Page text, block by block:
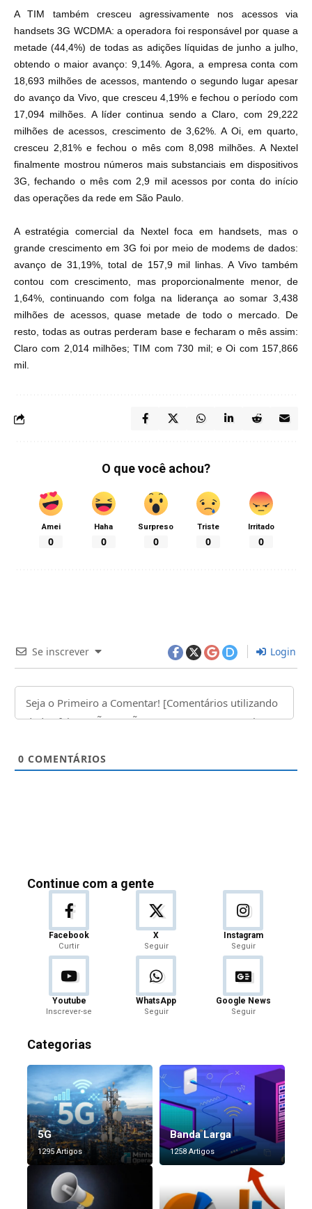
A TIM também cresceu agressivamente nos acessos via
handsets 3G WCDMA: a operadora foi responsável por quase a
metade (44,4%) de todas as adições líquidas de junho a julho,
obtendo o maior avanço: 9,14%. Agora, a empresa conta com
18,693 milhões de acessos, mantendo o segundo lugar apesar
do avanço da Vivo, que cresceu 4,19% e fechou o período com
17,094 milhões. A líder continua sendo a Claro, com 29,222
milhões de acessos, crescimento de 3,62%. A Oi, em quarto,
cresceu 2,81% e fechou o mês com 8,098 milhões. A Nextel
finalmente mostrou números mais substanciais em dispositivos
3G, fechando o mês com 2,9 mil acessos por conta do início
das operações da rede em São Paulo.
A estratégia comercial da Nextel foca em handsets, mas o
grande crescimento em 3G foi por meio de modems de dados:
avanço de 31,19%, total de 157,9 mil linhas. A Vivo também
contou com crescimento, mas proporcionalmente menor, de
1,64%, continuando com folga na liderança ao somar 3,438
milhões de acessos, quase metade de todo o mercado. De
resto, todas as outras perderam base e fecharam o mês assim:
Claro com 2,014 milhões; TIM com 730 mil; e Oi com 157,866
mil.
O que você achou?
Amei
0
Haha
0
Surpreso
0
Triste
0
Irritado
0
Se inscrever Login
0 COMENTÁRIOS
Continue com a gente
Facebook
Curtir
X
Seguir
Instagram
Seguir
Youtube
Inscrever-se
WhatsApp
Seguir
Google News
Seguir
Categorias
5G
1295 Artigos
Banda Larga
1258 Artigos